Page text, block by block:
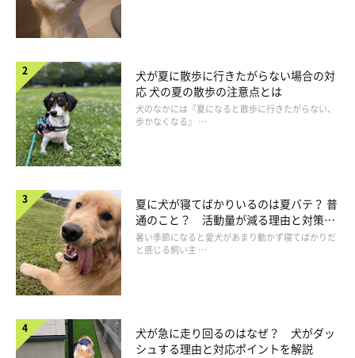
犬が夏に散歩に行きたがらない場合の対
応 犬の夏の散歩の注意点とは
犬のなかには『夏になると散歩に行きたがらない、
歩かなくなる』 …
夏に犬が寝てばかりいるのは夏バテ？ 普
通のこと？ 活動量が減る理由と対策と
は
暑い季節になると愛犬があまり動かず寝てばかりだ
と感じる飼い主 …
犬が急に走り回るのはなぜ？ 犬がダッ
シュする理由と対応ポイントを解説